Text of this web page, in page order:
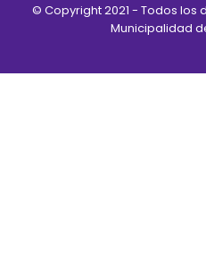
© Copyright 2021 - Todos los
Municipalidad